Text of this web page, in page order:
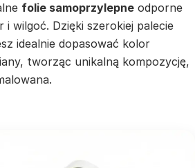
folie samoprzylepne odporne
wilgoć. Dzięki szerokiej palecie
idealnie dopasować kolor
tworząc unikalną kompozycję,